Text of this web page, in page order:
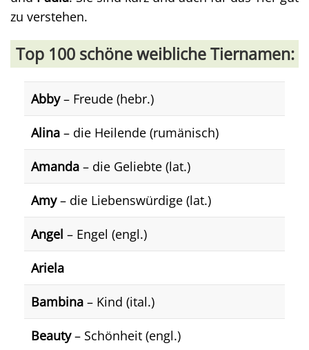
zu verstehen.
Top 100 schöne weibliche Tiernamen:
Abby– Freude (hebr.)
Alina – die Heilende (rumänisch)
Amanda – die Geliebte (lat.)
Amy– die Liebenswürdige (lat.)
Angel – Engel (engl.)
Ariela
Bambina – Kind (ital.)
Beauty– Schönheit (engl.)